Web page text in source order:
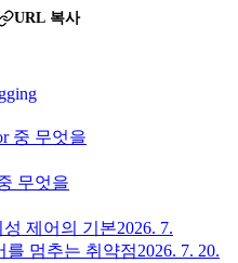
URL 복사
중 무엇을
무엇을
제어의 기본2026. 7.
멈추는 취약점2026. 7. 20.